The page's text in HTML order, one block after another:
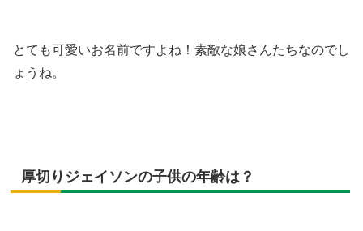
とても可愛いお名前ですよね！素敵な娘さんたちなのでし
ょうね。
厚切りジェイソンの子供の年齢は？